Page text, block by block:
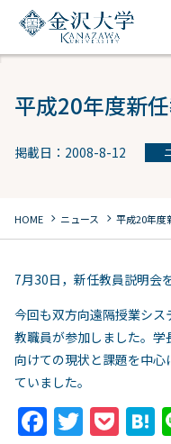
平成20年度新
掲載日：2008-8-12
HOME chevron_right ニュース chevron_right 平成20年度
7月30日，新任教員説明会
今回も双方向遠隔授業シ
教職員が参加しました。
向けての現状と課題を中
ていました。
F T P